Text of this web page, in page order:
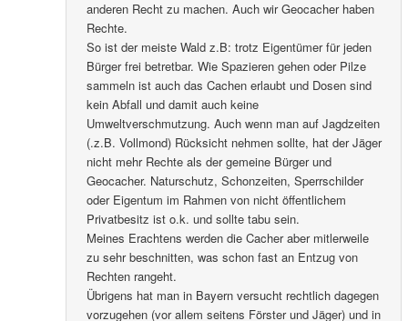
anderen Recht zu machen. Auch wir Geocacher haben
Rechte.
So ist der meiste Wald z.B: trotz Eigentümer für jeden
Bürger frei betretbar. Wie Spazieren gehen oder Pilze
sammeln ist auch das Cachen erlaubt und Dosen sind
kein Abfall und damit auch keine
Umweltverschmutzung. Auch wenn man auf Jagdzeiten
(.z.B. Vollmond) Rücksicht nehmen sollte, hat der Jäger
nicht mehr Rechte als der gemeine Bürger und
Geocacher. Naturschutz, Schonzeiten, Sperrschilder
oder Eigentum im Rahmen von nicht öffentlichem
Privatbesitz ist o.k. und sollte tabu sein.
Meines Erachtens werden die Cacher aber mitlerweile
zu sehr beschnitten, was schon fast an Entzug von
Rechten rangeht.
Übrigens hat man in Bayern versucht rechtlich dagegen
vorzugehen (vor allem seitens Förster und Jäger) und in